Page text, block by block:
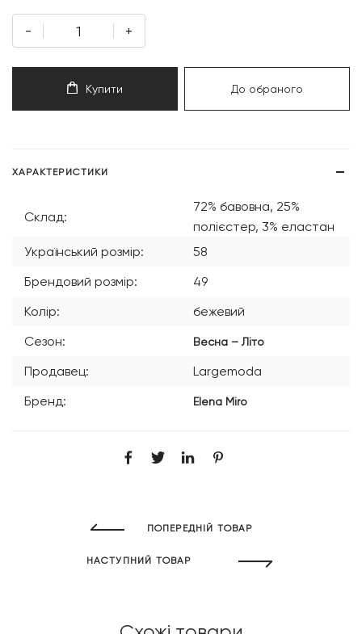
- +
Купити До обраного
ХАРАКТЕРИСТИКИ
Склад:
72% бавовна, 25%
полієстер, 3% еластан
Український розмір:
58
Брендовий розмір:
49
Колір:
бежевий
Сезон:
Весна – Літо
Продавец:
Largemoda
Бренд:
Elena Miro
ПОПЕРЕДНІЙ ТОВАР
НАСТУПНИЙ ТОВАР